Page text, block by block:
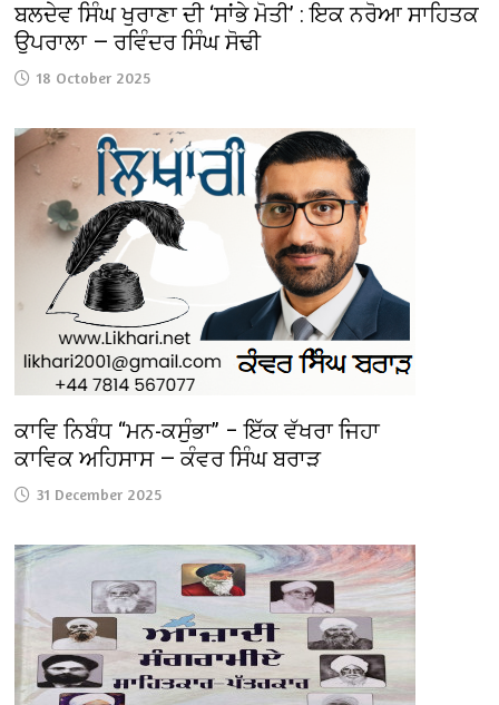
ਬਲਦੇਵ ਸਿੰਘ ਖੁਰਾਣਾ ਦੀ ‘ਸਾਂਭੇ ਮੋਤੀ’ : ਇਕ ਨਰੋਆ ਸਾਹਿਤਕ
ਉਪਰਾਲਾ — ਰਵਿੰਦਰ ਸਿੰਘ ਸੋਢੀ
18 October 2025
ਕਾਵਿ ਨਿਬੰਧ “ਮਨ-ਕਸੁੰਭਾ” – ਇੱਕ ਵੱਖਰਾ ਜਿਹਾ
ਕਾਵਿਕ ਅਹਿਸਾਸ — ਕੰਵਰ ਸਿੰਘ ਬਰਾੜ
31 December 2025